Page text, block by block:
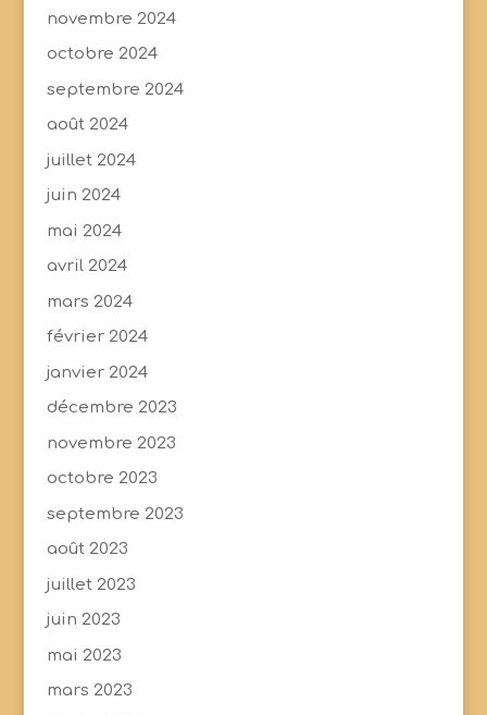
novembre 2024
octobre 2024
septembre 2024
août 2024
juillet 2024
juin 2024
mai 2024
avril 2024
mars 2024
février 2024
janvier 2024
décembre 2023
novembre 2023
octobre 2023
septembre 2023
août 2023
juillet 2023
juin 2023
mai 2023
mars 2023